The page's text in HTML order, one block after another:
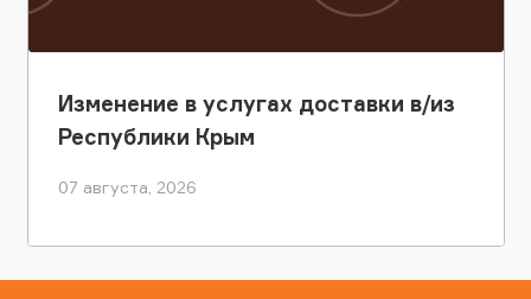
Изменение в услугах доставки в/из
Республики Крым
07 августа, 2026